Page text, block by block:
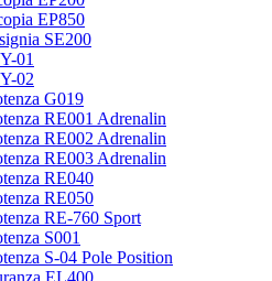
EP850
SE200
01
02
G019
RE001 Adrenalin
RE002 Adrenalin
RE003 Adrenalin
RE040
RE050
RE-760 Sport
S001
S-04 Pole Position
EL400